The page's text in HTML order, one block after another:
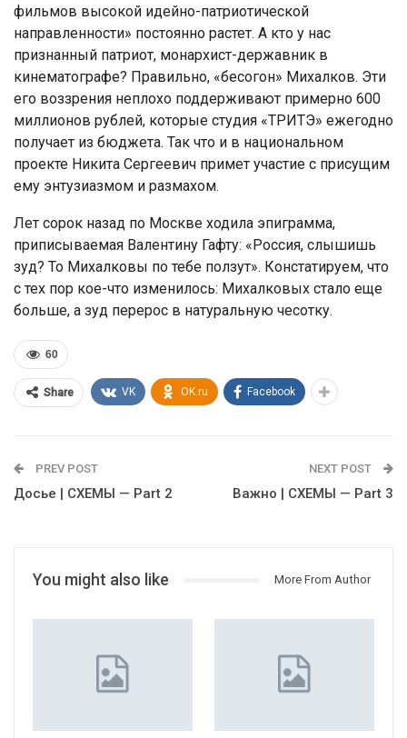
фильмов высокой идейно-патриотической
направленности» постоянно растет. А кто у нас
признанный патриот, монархист-державник в
кинематографе? Правильно, «бесогон» Михалков. Эти
его воззрения неплохо поддерживают примерно 600
миллионов рублей, которые студия «ТРИТЭ» ежегодно
получает из бюджета. Так что и в национальном
проекте Никита Сергеевич примет участие с присущим
ему энтузиазмом и размахом.
Лет сорок назад по Москве ходила эпиграмма,
приписываемая Валентину Гафту: «Россия, слышишь
зуд? То Михалковы по тебе ползут». Констатируем, что
с тех пор кое-что изменилось: Михалковых стало еще
больше, а зуд перерос в натуральную чесотку.
60
Share VK OK.ru Facebook
PREV POST
Досье | СХЕМЫ — Part 2
NEXT POST
Важно | СХЕМЫ — Part 3
You might also like More From Author